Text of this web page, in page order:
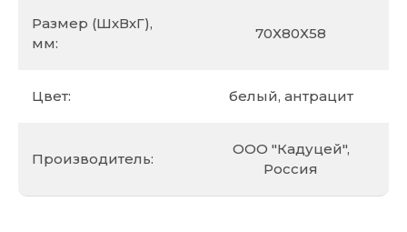
Размер (ШхВхГ),
мм:
70Х80Х58
Цвет: белый, антрацит
Производитель:
ООО "Кадуцей",
Россия